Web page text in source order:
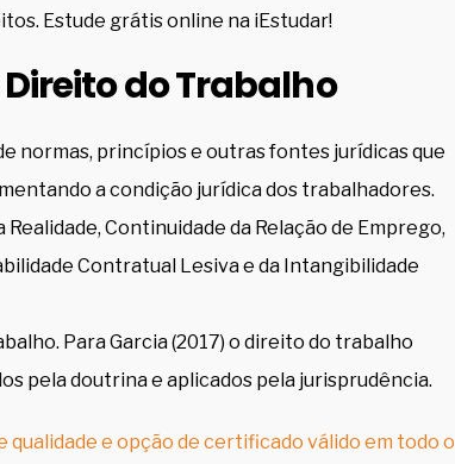
Estude grátis online na iEstudar!
do Trabalho
normas, princípios e outras fontes jurídicas que
a condição jurídica dos trabalhadores.
Continuidade da Relação de Emprego,
Contratual Lesiva e da Intangibilidade
Para Garcia (2017) o direito do trabalho
pela doutrina e aplicados pela jurisprudência.
e opção de certificado válido em todo o